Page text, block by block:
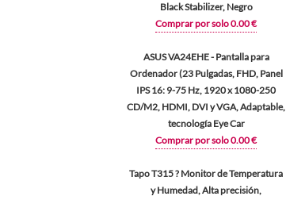
Black Stabilizer, Negro
Comprar por solo 0.00 €
ASUS VA24EHE - Pantalla para
Ordenador (23 Pulgadas, FHD, Panel
IPS 16: 9-75 Hz, 1920 x 1080-250
CD/M2, HDMI, DVI y VGA, Adaptable,
tecnología Eye Car
Comprar por solo 0.00 €
Tapo T315 ? Monitor de Temperatura
y Humedad, Alta precisión,